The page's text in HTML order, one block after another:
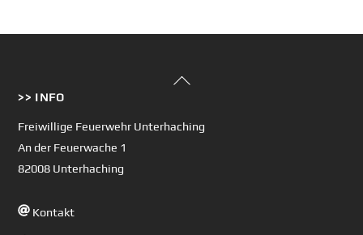
Back
>> INFO
Freiwillige Feuerwehr Unterhaching
An der Feuerwache 1
82008 Unterhaching
Kontakt